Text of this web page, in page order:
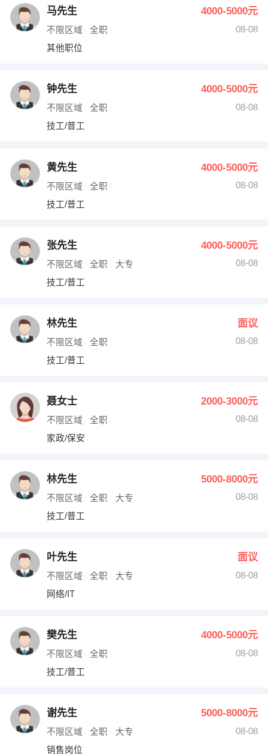
马先生 4000-5000元
不限区域 全职
08-08
其他职位
钟先生 4000-5000元
不限区域 全职
08-08
技工/普工
黄先生 4000-5000元
不限区域 全职
08-08
技工/普工
张先生 4000-5000元
不限区域 全职 大专
08-08
技工/普工
林先生 面议
不限区域 全职
08-08
技工/普工
聂女士 2000-3000元
不限区域 全职
08-08
家政/保安
林先生 5000-8000元
不限区域 全职 大专
08-08
技工/普工
叶先生 面议
不限区域 全职 大专
08-08
网络/IT
樊先生 4000-5000元
不限区域 全职
08-08
技工/普工
谢先生 5000-8000元
不限区域 全职 大专
08-08
销售岗位